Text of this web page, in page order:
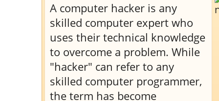
A computer hacker is any
skilled computer expert who
uses their technical knowledge
to overcome a problem. While
"hacker" can refer to any
skilled computer programmer,
the term has become